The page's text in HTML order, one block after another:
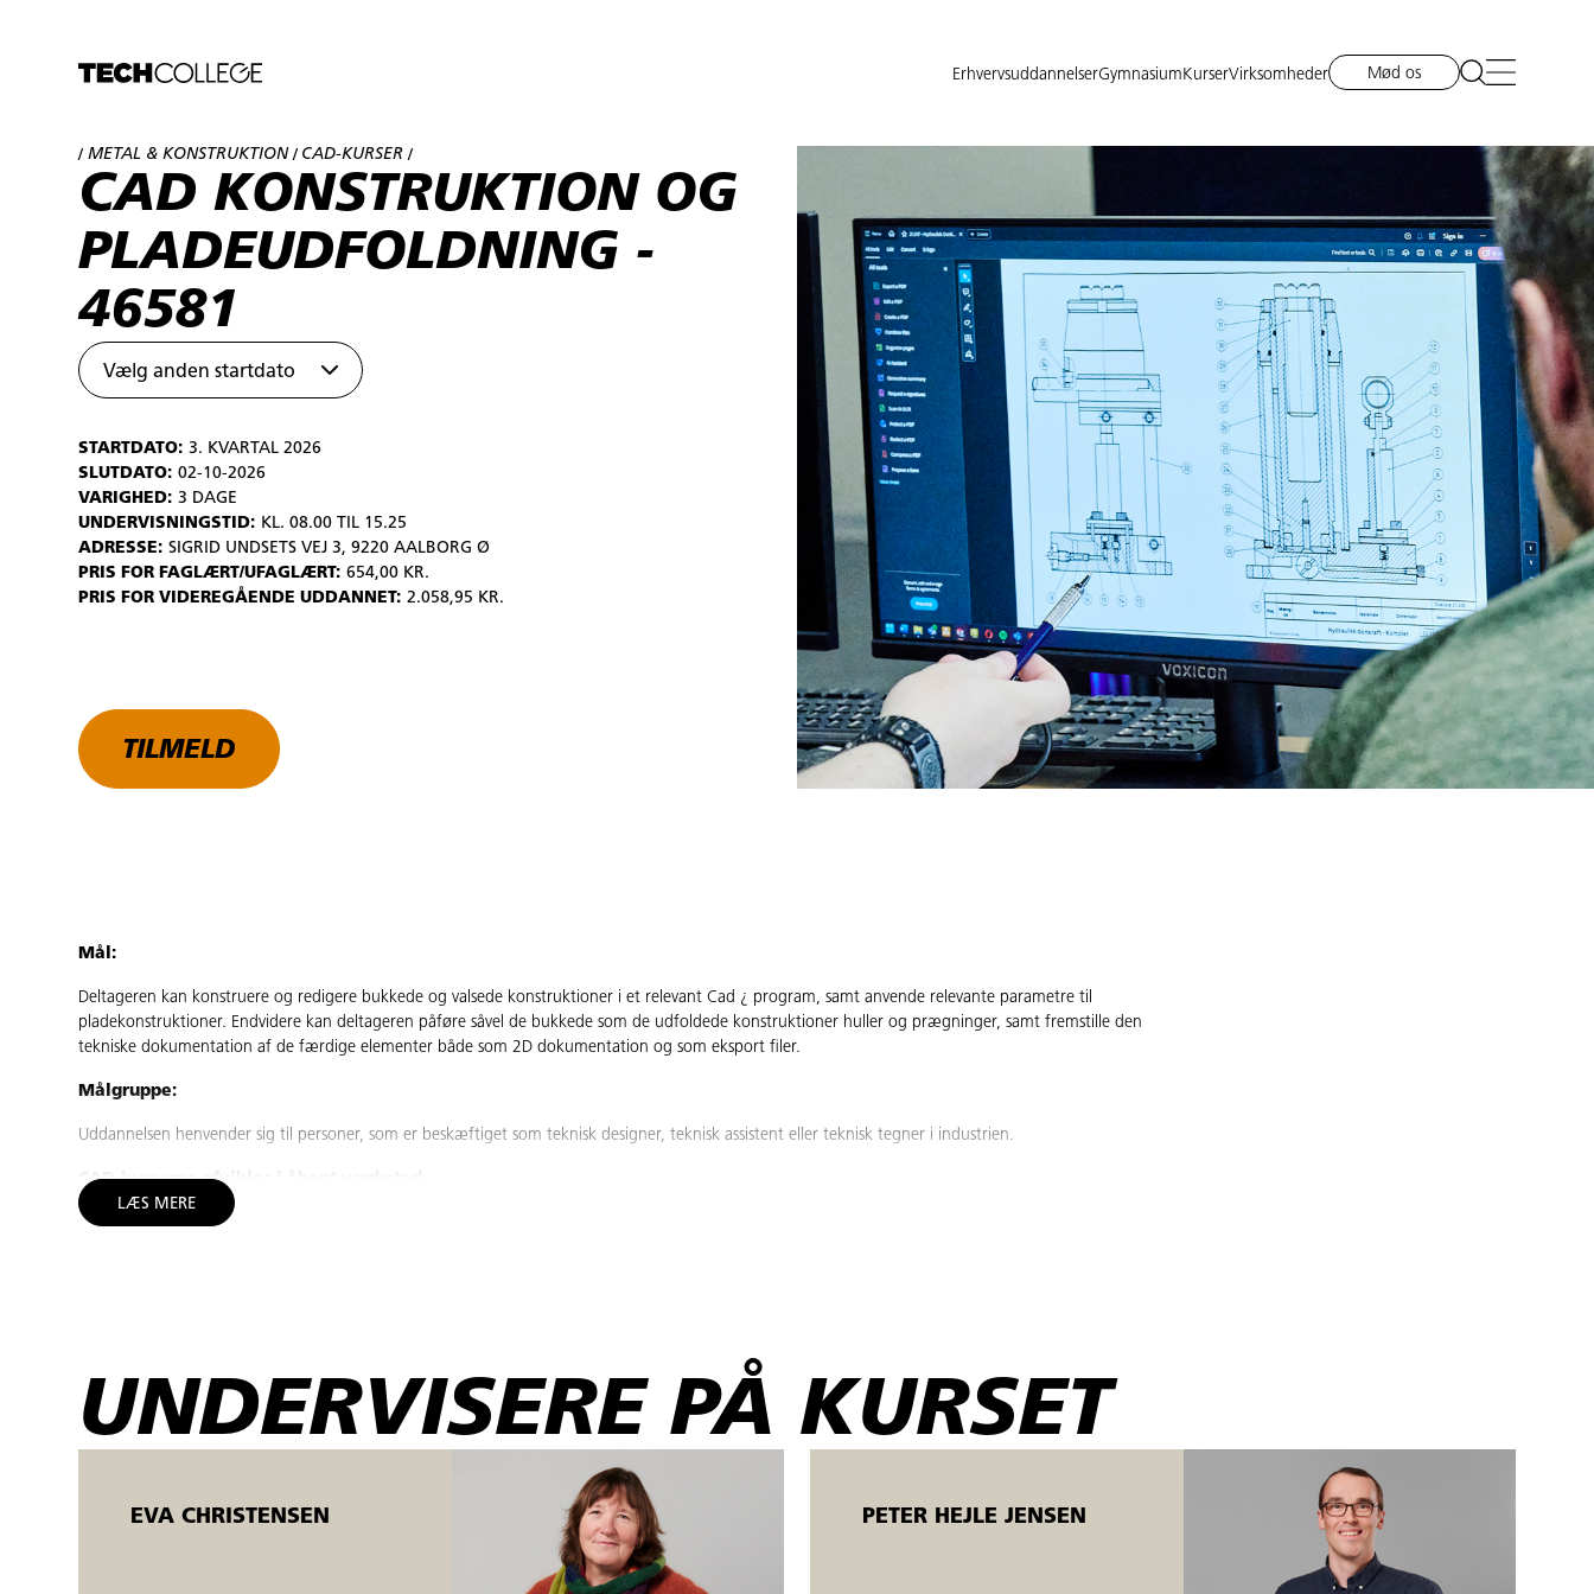
ErhvervsuddannelserGymnasium KurserVirksomheder Mød os
/ METAL & KONSTRUKTION/ CAD-KURSER /
CAD KONSTRUKTION OG
PLADEUDFOLDNING -
46581
Vælg anden startdato
STARTDATO: 3. KVARTAL 2026
SLUTDATO: 02-10-2026
VARIGHED: 3 DAGE
UNDERVISNINGSTID: KL. 08.00 TIL 15.25
ADRESSE: SIGRID UNDSETS VEJ 3, 9220 AALBORG Ø
PRIS FOR FAGLÆRT/UFAGLÆRT: 654,00 KR.
PRIS FOR VIDEREGÅENDE UDDANNET: 2.058,95 KR.
TILMELD
Mål:
Deltageren kan konstruere og redigere bukkede og valsede konstruktioner i et relevant Cad ¿ program, samt anvende relevante parametre til
pladekonstruktioner. Endvidere kan deltageren påføre såvel de bukkede som de udfoldede konstruktioner huller og prægninger, samt fremstille den
tekniske dokumentation af de færdige elementer både som 2D dokumentation og som eksport filer.
Målgruppe:
Uddannelsen henvender sig til personer, som er beskæftiget som teknisk designer, teknisk assistent eller teknisk tegner i industrien.
CAD-kurserne afvikles i åbent værksted.
Åbent værksted er fleksible AMU-kurser, der tilbydes både ansatte og ledige. Åbent værksted betyder, der er mulighed for fleksibel start (
LÆS MERE
UNDERVISERE PÅ KURSET
EVA CHRISTENSEN PETER HEJLE JENSEN